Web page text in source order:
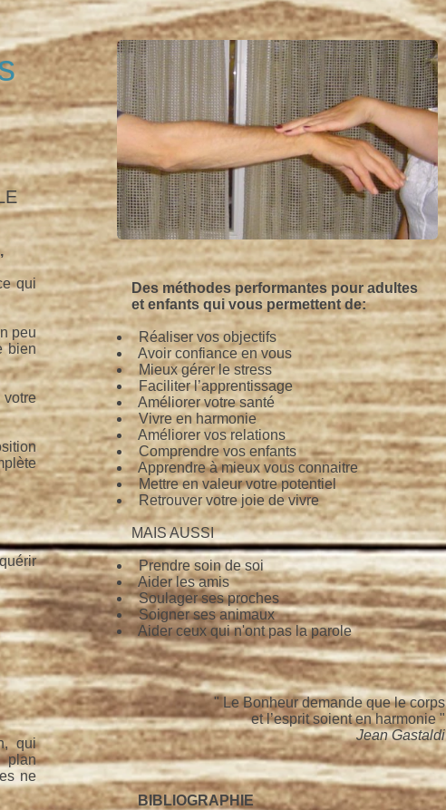
qui
peu
bien
votre
qui
ne
Des méthodes performantes pour adultes
et enfants qui vous permettent de:
Réaliser vos objectifs
Avoir confiance en vous
Mieux gérer le stress
Faciliter l’apprentissage
Améliorer votre santé
Vivre en harmonie
Améliorer vos relations
Comprendre vos enfants
Apprendre à mieux vous connaitre
Mettre en valeur votre potentiel
Retrouver votre joie de vivre
MAIS AUSSI
Prendre soin de soi
Aider les amis
Soulager ses proches
Soigner ses animaux
Aider ceux qui n'ont pas la parole
" Le Bonheur demande que le corps
et l’esprit soient en harmonie "
Jean Gastaldi
BIBLIOGRAPHIE